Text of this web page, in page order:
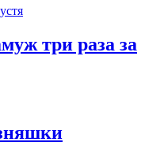
три раза за